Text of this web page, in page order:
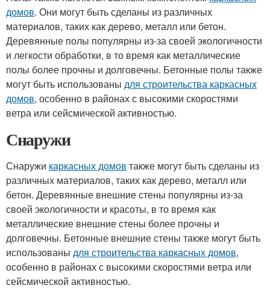
домов. Они могут быть сделаны из различных
материалов, таких как дерево, металл или бетон.
Деревянные полы популярны из-за своей экологичности
и легкости обработки, в то время как металлические
полы более прочны и долговечны. Бетонные полы также
могут быть использованы для строительства каркасных
домов, особенно в районах с высокими скоростями
ветра или сейсмической активностью.
Снаружи
Снаружи каркасных домов также могут быть сделаны из
различных материалов, таких как дерево, металл или
бетон. Деревянные внешние стены популярны из-за
своей экологичности и красоты, в то время как
металлические внешние стены более прочны и
долговечны. Бетонные внешние стены также могут быть
использованы для строительства каркасных домов,
особенно в районах с высокими скоростями ветра или
сейсмической активностью.